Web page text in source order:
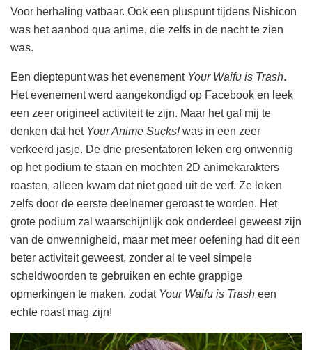
Voor herhaling vatbaar. Ook een pluspunt tijdens Nishicon
was het aanbod qua anime, die zelfs in de nacht te zien
was.
Een dieptepunt was het evenement Your Waifu is Trash.
Het evenement werd aangekondigd op Facebook en leek
een zeer origineel activiteit te zijn. Maar het gaf mij te
denken dat het Your Anime Sucks!was in een zeer
verkeerd jasje. De drie presentatoren leken erg onwennig
op het podium te staan en mochten 2D animekarakters
roasten, alleen kwam dat niet goed uit de verf. Ze leken
zelfs door de eerste deelnemer geroast te worden. Het
grote podium zal waarschijnlijk ook onderdeel geweest zijn
van de onwennigheid, maar met meer oefening had dit een
beter activiteit geweest, zonder al te veel simpele
scheldwoorden te gebruiken en echte grappige
opmerkingen te maken, zodat Your Waifu is Trash een
echte roast mag zijn!